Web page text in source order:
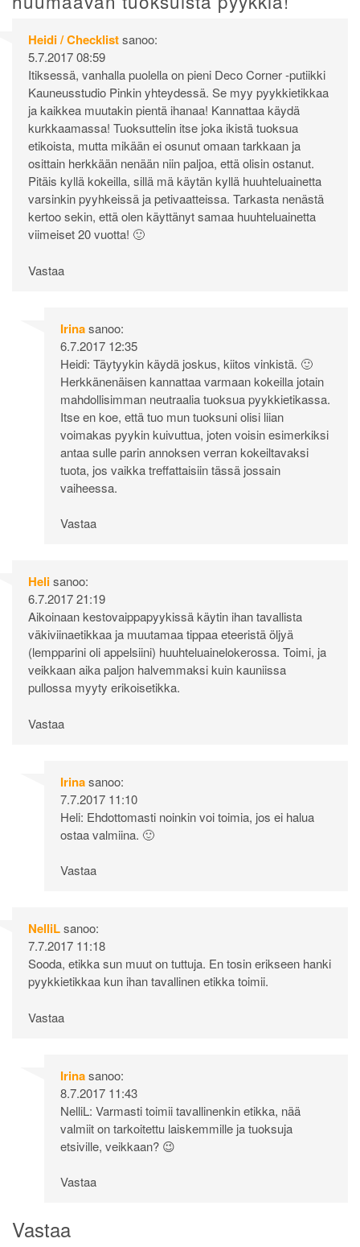
Heidi / Checklistsanoo:
5.7.2017 08:59
Itiksessä, vanhalla puolella on pieni Deco Corner -putiikki
Kauneusstudio Pinkin yhteydessä. Se myy pyykkietikkaa
ja kaikkea muutakin pientä ihanaa! Kannattaa käydä
kurkkaamassa! Tuoksuttelin itse joka ikistä tuoksua
etikoista, mutta mikään ei osunut omaan tarkkaan ja
osittain herkkään nenään niin paljoa, että olisin ostanut.
Pitäis kyllä kokeilla, sillä mä käytän kyllä huuhteluainetta
varsinkin pyyhkeissä ja petivaatteissa. Tarkasta nenästä
kertoo sekin, että olen käyttänyt samaa huuhteluainetta
viimeiset 20 vuotta! 🙂
Vastaa
Irinasanoo:
6.7.2017 12:35
Heidi: Täytyykin käydä joskus, kiitos vinkistä. 🙂
Herkkänenäisen kannattaa varmaan kokeilla jotain
mahdollisimman neutraalia tuoksua pyykkietikassa.
Itse en koe, että tuo mun tuoksuni olisi liian
voimakas pyykin kuivuttua, joten voisin esimerkiksi
antaa sulle parin annoksen verran kokeiltavaksi
tuota, jos vaikka treffattaisiin tässä jossain
vaiheessa.
Vastaa
Helisanoo:
6.7.2017 21:19
Aikoinaan kestovaippapyykissä käytin ihan tavallista
väkiviinaetikkaa ja muutamaa tippaa eteeristä öljyä
(lempparini oli appelsiini) huuhteluainelokerossa. Toimi, ja
veikkaan aika paljon halvemmaksi kuin kauniissa
pullossa myyty erikoisetikka.
Vastaa
Irinasanoo:
7.7.2017 11:10
Heli: Ehdottomasti noinkin voi toimia, jos ei halua
ostaa valmiina. 🙂
Vastaa
NelliLsanoo:
7.7.2017 11:18
Sooda, etikka sun muut on tuttuja. En tosin erikseen hanki
pyykkietikkaa kun ihan tavallinen etikka toimii.
Vastaa
Irinasanoo:
8.7.2017 11:43
NelliL: Varmasti toimii tavallinenkin etikka, nää
valmiit on tarkoitettu laiskemmille ja tuoksuja
etsiville, veikkaan? 😉
Vastaa
Vastaa